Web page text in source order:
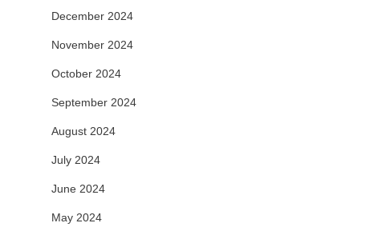
December 2024
November 2024
October 2024
September 2024
August 2024
July 2024
June 2024
May 2024